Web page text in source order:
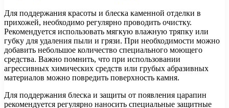
Для поддержания красоты и блеска каменной отделки в
прихожей, необходимо регулярно проводить очистку.
Рекомендуется использовать мягкую влажную тряпку или
губку для удаления пыли и грязи. При необходимости можно
добавить небольшое количество специального моющего
средства. Важно помнить, что при использовании
агрессивных химических средств или грубых абразивных
материалов можно повредить поверхность камня.
Для поддержания блеска и защиты от появления царапин
рекомендуется регулярно наносить специальные защитные